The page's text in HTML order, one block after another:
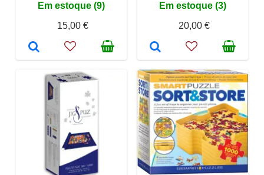
Em estoque (9)
15,00 €
Em estoque (3)
20,00 €